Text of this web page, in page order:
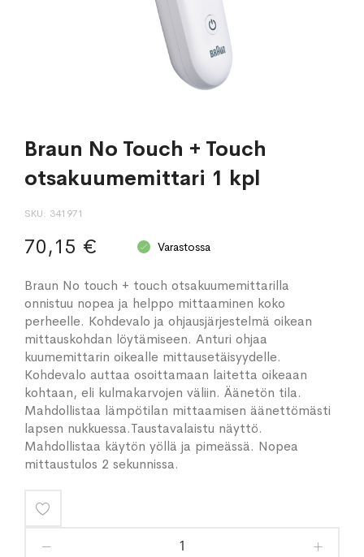
Braun No Touch + Touch
otsakuumemittari 1 kpl
SKU 341971
70,15 € Varastossa
Braun No touch + touch otsakuumemittarilla
onnistuu nopea ja helppo mittaaminen koko
perheelle. Kohdevalo ja ohjausjärjestelmä oikean
mittauskohdan löytämiseen. Anturi ohjaa
kuumemittarin oikealle mittausetäisyydelle.
Kohdevalo auttaa osoittamaan laitetta oikeaan
kohtaan, eli kulmakarvojen väliin. Äänetön tila.
Mahdollistaa lämpötilan mittaamisen äänettömästi
lapsen nukkuessa.Taustavalaistu näyttö.
Mahdollistaa käytön yöllä ja pimeässä. Nopea
mittaustulos 2 sekunnissa.
toivelistaan